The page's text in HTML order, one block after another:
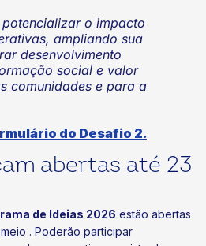
potencializar o impacto
ampliando sua
desenvolvimento
social e valor
comunidades e para a
do Desafio 2.
abertas até 23
de Ideias 2026 estão abertas
meio . Poderão participar